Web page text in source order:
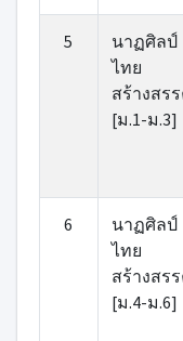
5
นาฏศิลป์
ไทย
สร้างสร
[ม.1-ม.3]
6
นาฏศิลป์
ไทย
สร้างสร
[ม.4-ม.6]